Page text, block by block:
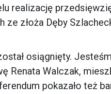
realizację
złoża Dęby
osiągnięty.
Renata Walczak,
pokazało też